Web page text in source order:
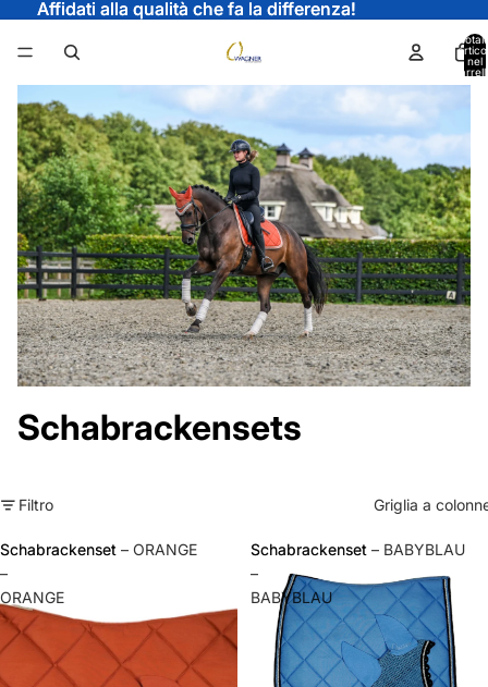
Affidati alla qualità che fa la differenza!
Affidati alla qualità che fa la differenza!
nel
Schabrackensets
Filtro Griglia a
Schabrackenset
–
ORANGE
Schabrackenset – ORANGE
Schabrackenset
–
BABYBLAU
Schabrackenset – BABYBLAU